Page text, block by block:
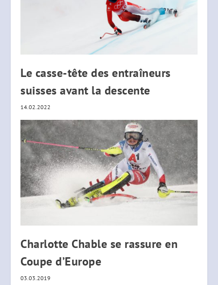
Le casse-tête des entraîneurs
suisses avant la descente
14.02.2022
Charlotte Chable se rassure en
Coupe d’Europe
03.03.2019